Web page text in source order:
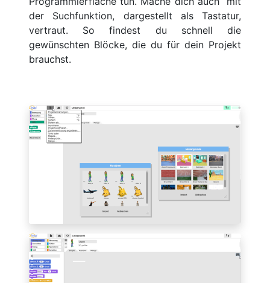
der Suchfunktion, dargestellt als Tastatur,
vertraut. So findest du schnell die
gewünschten Blöcke, die du für dein Projekt
brauchst.